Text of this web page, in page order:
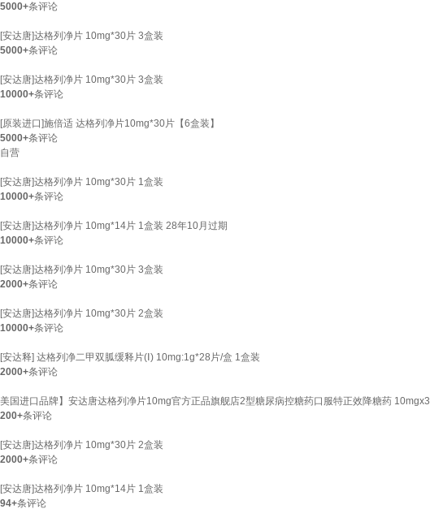
5000+条评论
[安达唐]达格列净片 10mg*30片 3盒装
5000+条评论
[安达唐]达格列净片 10mg*30片 3盒装
10000+条评论
[原装进口]施倍适 达格列净片10mg*30片【6盒装】
5000+条评论
自营
[安达唐]达格列净片 10mg*30片 1盒装
10000+条评论
[安达唐]达格列净片 10mg*14片 1盒装 28年10月过期
10000+条评论
[安达唐]达格列净片 10mg*30片 3盒装
2000+条评论
[安达唐]达格列净片 10mg*30片 2盒装
10000+条评论
[安达释] 达格列净二甲双胍缓释片(Ⅰ) 10mg:1g*28片/盒 1盒装
2000+条评论
美国进口品牌】安达唐达格列净片10mg官方正品旗舰店2型糖尿病控糖药口服特正效降糖药
200+条评论
[安达唐]达格列净片 10mg*30片 2盒装
2000+条评论
[安达唐]达格列净片 10mg*14片 1盒装
94+条评论